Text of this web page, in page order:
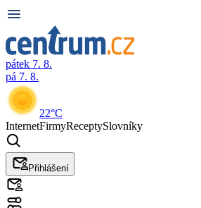
pátek 7. 8.
pá 7. 8.
22°C
InternetFirmyReceptySlovníky
Přihlášení